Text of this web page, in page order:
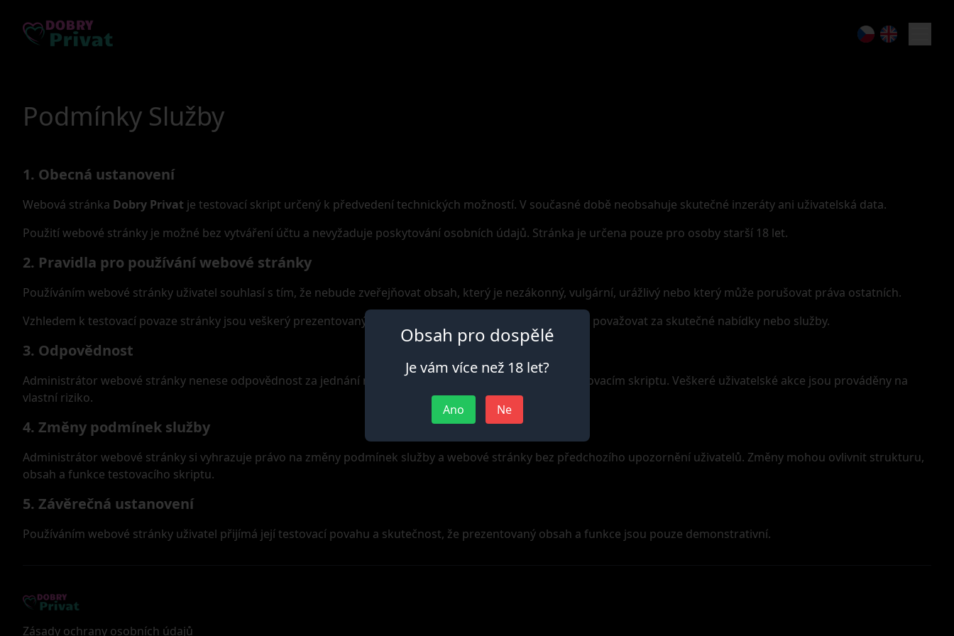
Podmínky Služby
1. Obecná ustanovení
Webová stránka Dobry Privat je testovací skript určený k předvedení technických možností. V současné době neobsahuje skutečné inzeráty ani uživatelská data.
Použití webové stránky je možné bez vytváření účtu a nevyžaduje poskytování osobních údajů. Stránka je určena pouze pro osoby starší 18 let.
2. Pravidla pro používání webové stránky
Používáním webové stránky uživatel souhlasí s tím, že nebude zveřejňovat obsah, který je nezákonný, vulgární, urážlivý nebo který může porušovat práva ostatních.
Vzhledem k testovací povaze stránky jsou veškerý prezentovaný obsah a funkce demonstrativní a nelze je považovat za skutečné nabídky nebo služby.
3. Odpovědnost
Administrátor webové stránky nenese odpovědnost za jednání na základě obsahu prezentovaného v testovacím skriptu. Veškeré uživatelské akce jsou prováděny na
vlastní riziko.
4. Změny podmínek služby
Administrátor webové stránky si vyhrazuje právo na změny podmínek služby a webové stránky bez předchozího upozornění uživatelů. Změny mohou ovlivnit strukturu,
obsah a funkce testovacího skriptu.
5. Závěrečná ustanovení
Používáním webové stránky uživatel přijímá její testovací povahu a skutečnost, že prezentovaný obsah a funkce jsou pouze demonstrativní.
Obsah pro dospělé
Je vám více než 18 let?
Ano Ne
Zásady ochrany osobních údajů